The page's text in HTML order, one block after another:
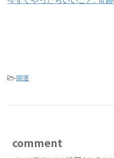
-開運
comment